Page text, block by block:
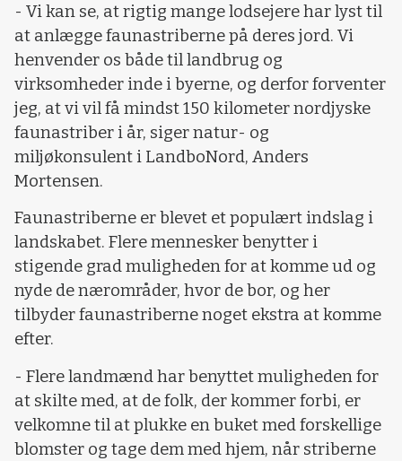
- Vi kan se, at rigtig mange lodsejere har lyst til
at anlægge faunastriberne på deres jord. Vi
henvender os både til landbrug og
virksomheder inde i byerne, og derfor forventer
jeg, at vi vil få mindst 150 kilometer nordjyske
faunastriber i år, siger natur- og
miljøkonsulent i LandboNord, Anders
Mortensen.
Faunastriberne er blevet et populært indslag i
landskabet. Flere mennesker benytter i
stigende grad muligheden for at komme ud og
nyde de nærområder, hvor de bor, og her
tilbyder faunastriberne noget ekstra at komme
efter.
- Flere landmænd har benyttet muligheden for
at skilte med, at de folk, der kommer forbi, er
velkomne til at plukke en buket med forskellige
blomster og tage dem med hjem, når striberne